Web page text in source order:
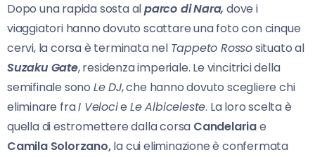
Dopo una rapida sosta alparco di Nara, dove i
viaggiatori hanno dovuto scattare una foto con cinque
cervi, la corsa è terminata nel Tappeto Rossosituato al
Suzaku Gate, residenza imperiale. Le vincitrici della
semifinale sono Le DJ, che hanno dovuto scegliere chi
eliminare fraI VelocieLe Albiceleste. La loro scelta è
quella di estromettere dalla corsa Candelariae
Camila Solorzano,la cui eliminazione è confermata